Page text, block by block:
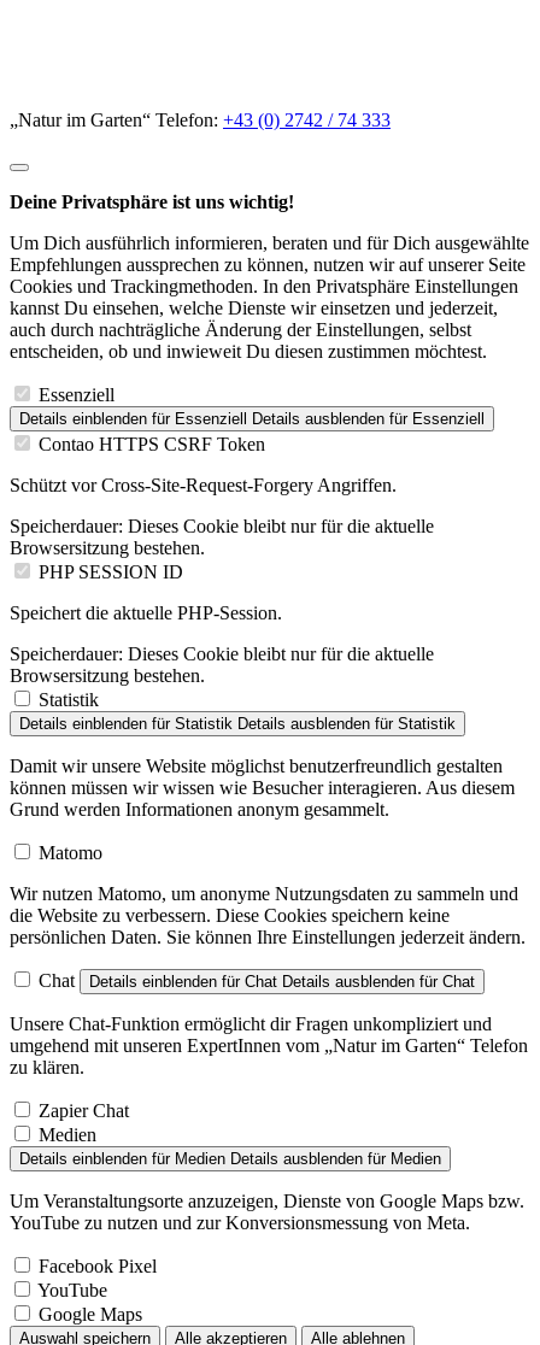
„Natur im Garten“ Telefon: +43 (0) 2742 / 74 333
Deine Privatsphäre ist uns wichtig!
Um Dich ausführlich informieren, beraten und für Dich ausgewählte
Empfehlungen aussprechen zu können, nutzen wir auf unserer Seite
Cookies und Trackingmethoden. In den Privatsphäre Einstellungen
kannst Du einsehen, welche Dienste wir einsetzen und jederzeit,
auch durch nachträgliche Änderung der Einstellungen, selbst
entscheiden, ob und inwieweit Du diesen zustimmen möchtest.
Essenziell
Details einblenden für Essenziell Details ausblenden für Essenziell
Contao HTTPS CSRF Token
Schützt vor Cross-Site-Request-Forgery Angriffen.
Speicherdauer: Dieses Cookie bleibt nur für die aktuelle
Browsersitzung bestehen.
PHP SESSION ID
Speichert die aktuelle PHP-Session.
Speicherdauer: Dieses Cookie bleibt nur für die aktuelle
Browsersitzung bestehen.
Statistik
Details einblenden für Statistik Details ausblenden für Statistik
Damit wir unsere Website möglichst benutzerfreundlich gestalten
können müssen wir wissen wie Besucher interagieren. Aus diesem
Grund werden Informationen anonym gesammelt.
Matomo
Wir nutzen Matomo, um anonyme Nutzungsdaten zu sammeln und
die Website zu verbessern. Diese Cookies speichern keine
persönlichen Daten. Sie können Ihre Einstellungen jederzeit ändern.
Chat Details einblenden für Chat Details ausblenden für Chat
Unsere Chat-Funktion ermöglicht dir Fragen unkompliziert und
umgehend mit unseren ExpertInnen vom „Natur im Garten“ Telefon
zu klären.
Zapier Chat
Medien
Details einblenden für Medien Details ausblenden für Medien
Um Veranstaltungsorte anzuzeigen, Dienste von Google Maps bzw.
YouTube zu nutzen und zur Konversionsmessung von Meta.
Facebook Pixel
YouTube
Google Maps
Auswahl speichern Alle akzeptieren Alle ablehnen